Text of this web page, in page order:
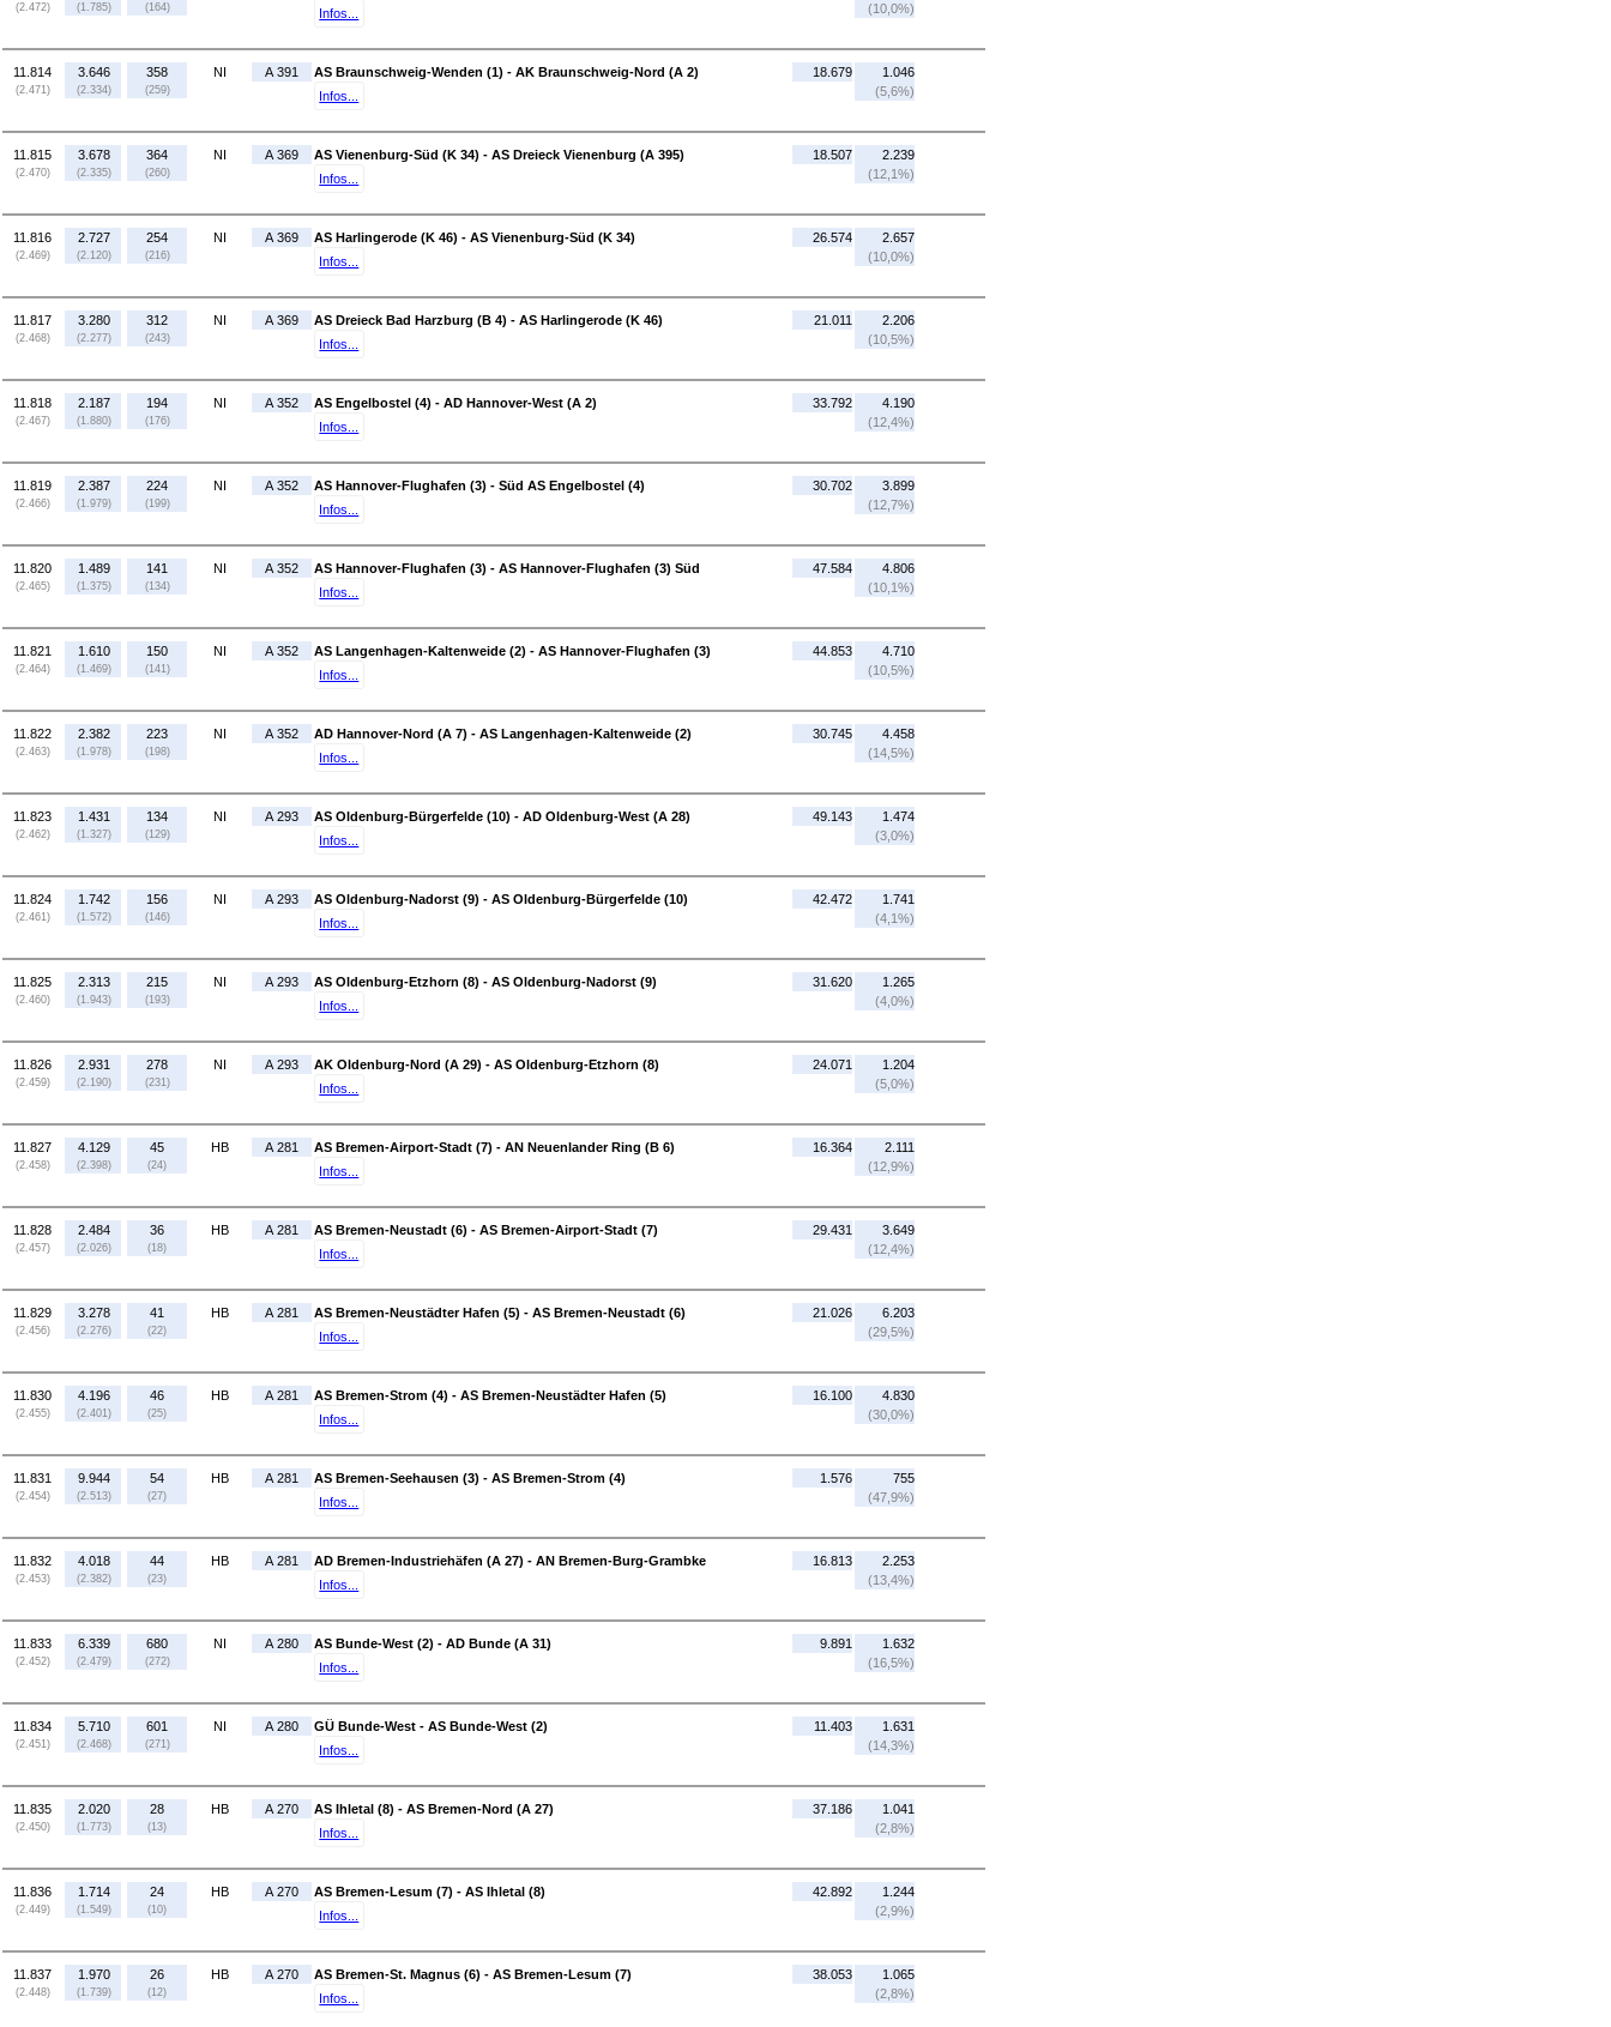
(2.472) (1.785) (164)
Infos...
(10,0%)
11.814
(2.471)
3.646
(2.334)
358
(259)
NI A 391
AS Braunschweig-Wenden (1) - AK Braunschweig-Nord (A 2)
Infos...
18.679
1.046
(5,6%)
11.815
(2.470)
3.678
(2.335)
364
(260)
NI A 369
AS Vienenburg-Süd (K 34) - AS Dreieck Vienenburg (A 395)
Infos...
18.507
2.239
(12,1%)
11.816
(2.469)
2.727
(2.120)
254
(216)
NI A 369
AS Harlingerode (K 46) - AS Vienenburg-Süd (K 34)
Infos...
26.574
2.657
(10,0%)
11.817
(2.468)
3.280
(2.277)
312
(243)
NI A 369
AS Dreieck Bad Harzburg (B 4) - AS Harlingerode (K 46)
Infos...
21.011
2.206
(10,5%)
11.818
(2.467)
2.187
(1.880)
194
(176)
NI A 352
AS Engelbostel (4) - AD Hannover-West (A 2)
Infos...
33.792
4.190
(12,4%)
11.819
(2.466)
2.387
(1.979)
224
(199)
NI A 352
AS Hannover-Flughafen (3) - Süd AS Engelbostel (4)
Infos...
30.702
3.899
(12,7%)
11.820
(2.465)
1.489
(1.375)
141
(134)
NI A 352
AS Hannover-Flughafen (3) - AS Hannover-Flughafen (3) Süd
Infos...
47.584
4.806
(10,1%)
11.821
(2.464)
1.610
(1.469)
150
(141)
NI A 352
AS Langenhagen-Kaltenweide (2) - AS Hannover-Flughafen (3)
Infos...
44.853
4.710
(10,5%)
11.822
(2.463)
2.382
(1.978)
223
(198)
NI A 352
AD Hannover-Nord (A 7) - AS Langenhagen-Kaltenweide (2)
Infos...
30.745
4.458
(14,5%)
11.823
(2.462)
1.431
(1.327)
134
(129)
NI A 293
AS Oldenburg-Bürgerfelde (10) - AD Oldenburg-West (A 28)
Infos...
49.143
1.474
(3,0%)
11.824
(2.461)
1.742
(1.572)
156
(146)
NI A 293
AS Oldenburg-Nadorst (9) - AS Oldenburg-Bürgerfelde (10)
Infos...
42.472
1.741
(4,1%)
11.825
(2.460)
2.313
(1.943)
215
(193)
NI A 293
AS Oldenburg-Etzhorn (8) - AS Oldenburg-Nadorst (9)
Infos...
31.620
1.265
(4,0%)
11.826
(2.459)
2.931
(2.190)
278
(231)
NI A 293
AK Oldenburg-Nord (A 29) - AS Oldenburg-Etzhorn (8)
Infos...
24.071
1.204
(5,0%)
11.827
(2.458)
4.129
(2.398)
45
(24)
HB A 281
AS Bremen-Airport-Stadt (7) - AN Neuenlander Ring (B 6)
Infos...
16.364
2.111
(12,9%)
11.828
(2.457)
2.484
(2.026)
36
(18)
HB A 281
AS Bremen-Neustadt (6) - AS Bremen-Airport-Stadt (7)
Infos...
29.431
3.649
(12,4%)
11.829
(2.456)
3.278
(2.276)
41
(22)
HB A 281
AS Bremen-Neustädter Hafen (5) - AS Bremen-Neustadt (6)
Infos...
21.026
6.203
(29,5%)
11.830
(2.455)
4.196
(2.401)
46
(25)
HB A 281
AS Bremen-Strom (4) - AS Bremen-Neustädter Hafen (5)
Infos...
16.100
4.830
(30,0%)
11.831
(2.454)
9.944
(2.513)
54
(27)
HB A 281
AS Bremen-Seehausen (3) - AS Bremen-Strom (4)
Infos...
1.576
755
(47,9%)
11.832
(2.453)
4.018
(2.382)
44
(23)
HB A 281
AD Bremen-Industriehäfen (A 27) - AN Bremen-Burg-Grambke
Infos...
16.813
2.253
(13,4%)
11.833
(2.452)
6.339
(2.479)
680
(272)
NI A 280
AS Bunde-West (2) - AD Bunde (A 31)
Infos...
9.891
1.632
(16,5%)
11.834
(2.451)
5.710
(2.468)
601
(271)
NI A 280
GÜ Bunde-West - AS Bunde-West (2)
Infos...
11.403
1.631
(14,3%)
11.835
(2.450)
2.020
(1.773)
28
(13)
HB A 270
AS Ihletal (8) - AS Bremen-Nord (A 27)
Infos...
37.186
1.041
(2,8%)
11.836
(2.449)
1.714
(1.549)
24
(10)
HB A 270
AS Bremen-Lesum (7) - AS Ihletal (8)
Infos...
42.892
1.244
(2,9%)
11.837
(2.448)
1.970
(1.739)
26
(12)
HB A 270
AS Bremen-St. Magnus (6) - AS Bremen-Lesum (7)
Infos...
38.053
1.065
(2,8%)